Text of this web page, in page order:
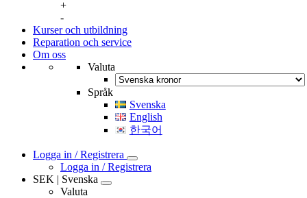
+
-
Kurser och utbildning
Reparation och service
Om oss
Valuta
Språk
Svenska
English
한국어
Logga in / Registrera
Logga in / Registrera
SEK | Svenska
Valuta